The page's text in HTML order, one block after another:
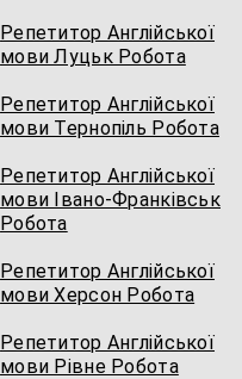
Репетитор Англійської
мови Луцьк Робота
Репетитор Англійської
мови Тернопіль Робота
Репетитор Англійської
мови Івано-Франківськ
Робота
Репетитор Англійської
мови Херсон Робота
Репетитор Англійської
мови Рівне Робота